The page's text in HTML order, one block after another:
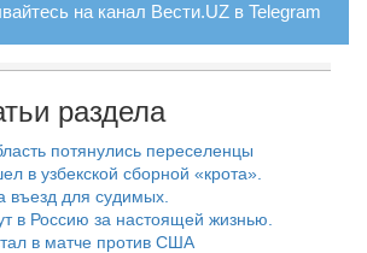
на канал Вести.UZ в Telegram
раздела
потянулись переселенцы
в узбекской сборной «крота».
въезд для судимых.
в Россию за настоящей жизнью.
в матче против США